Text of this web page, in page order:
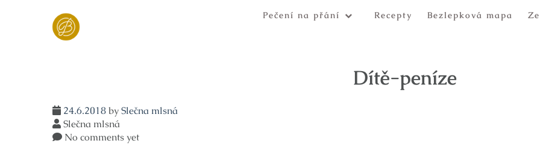
Pečení na přání Recepty Bezlepková mapa
Dítě-peníze
24.6.2018bySlečna mlsná
Slečna mlsná
No comments yet